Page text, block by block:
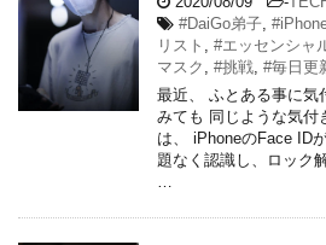
#DaiGo弟子,
リスト , #エッセンシャ
マスク , #挑戦, #毎日更
最近、 ふとある事に気
みても 同じような気付
は、 iPhoneのFace ID
題なく認識し、ロック
…